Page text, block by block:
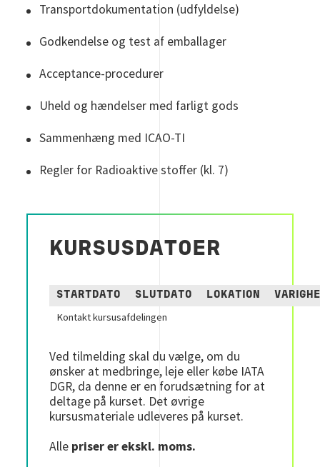
Transportdokumentation (udfyldelse)
Godkendelse og test af emballager
Acceptance-procedurer
Uheld og hændelser med farligt gods
Sammenhæng med ICAO-TI
Regler for Radioaktive stoffer (kl. 7)
KURSUSDATOER
STARTDATO SLUTDATO LOKATION
Kontakt kursusafdelingen
Ved tilmelding skal du vælge, om du
ønsker at medbringe, leje eller købe IATA
DGR, da denne er en forudsætning for at
deltage på kurset. Det øvrige
kursusmateriale udleveres på kurset.
Alle priser er ekskl. moms.